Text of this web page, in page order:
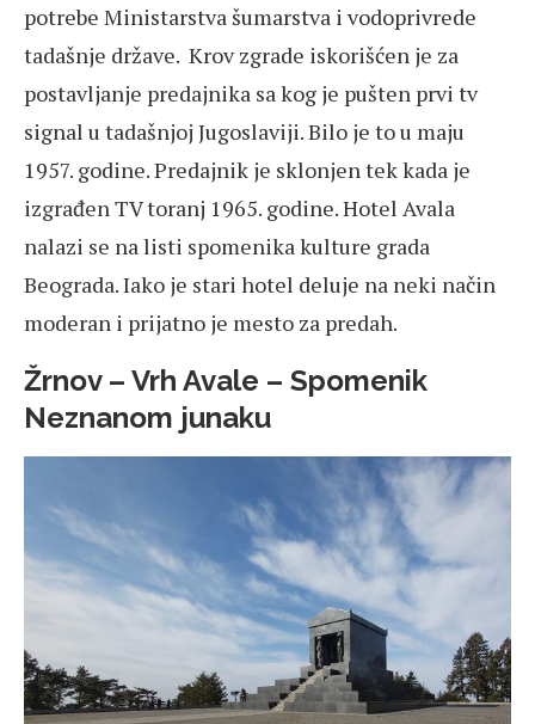
potrebe Ministarstva šumarstva i vodoprivrede
tadašnje države. Krov zgrade iskorišćen je za
postavljanje predajnika sa kog je pušten prvi tv
signal u tadašnjoj Jugoslaviji. Bilo je to u maju
1957. godine. Predajnik je sklonjen tek kada je
izgrađen TV toranj 1965. godine. Hotel Avala
nalazi se na listi spomenika kulture grada
Beograda. Iako je stari hotel deluje na neki način
moderan i prijatno je mesto za predah.
Žrnov – Vrh Avale – Spomenik
Neznanom junaku